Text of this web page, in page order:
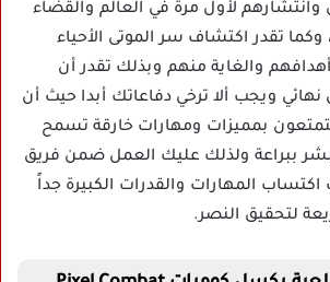
لأول مرة في العالم والقضاء
تقدر اكتشاف سر الموتى الأحياء
والغاية منهم وبذلك تقدر أن
ويجب ألا ترخي دفاعاتك أبدا حيث أن
بمميزات ومهارات خارقة تسمح
ببراعة ولذلك عليك العمل ضمن فريق
المهارات والقدرات الكبيرة جداً
لتحقيق النصر.